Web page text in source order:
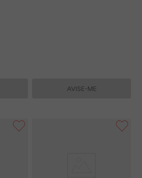
AVISE-ME